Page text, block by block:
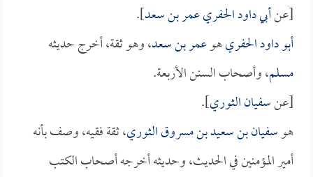
[عنأبي داود الحفري عمر بن سعد].
أبو داود الحفريهوعمر بن سعد، وهو ثقة، أخرج حديثه
مسلم، وأصحاب السنن الأربعة.
[عنسفيان الثوري].
هوسفيان بن سعيد بن مسروق الثوري، ثقة فقيه، وصف بأنه
أمير المؤمنين في الحديث، وحديثه أخرجه أصحاب الكتب